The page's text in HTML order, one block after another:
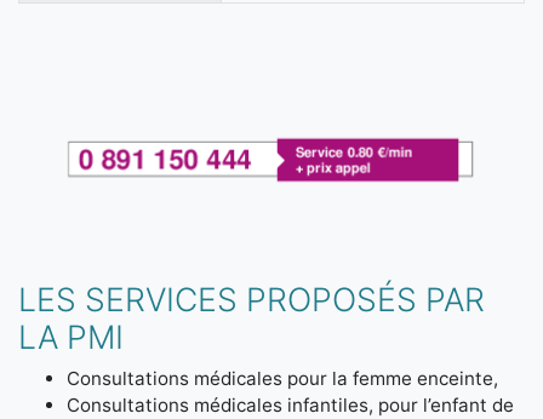
LES SERVICES PROPOSÉS PAR
LA PMI
Consultations médicales pour la femme enceinte,
Consultations médicales infantiles, pour l’enfant de